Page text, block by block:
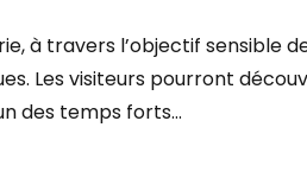
à travers l’objectif sensible
Les visiteurs pourront
des temps forts...